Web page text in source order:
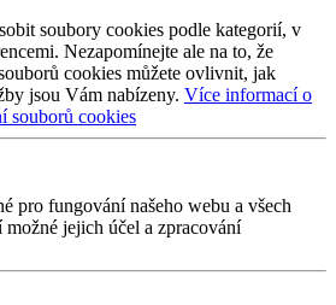
soubory cookies podle kategorií, v
Nezapomínejte ale na to, že
cookies můžete ovlivnit, jak
jsou Vám nabízeny. Více informací o
souborů cookies
pro fungování našeho webu a všech
jejich účel a zpracování